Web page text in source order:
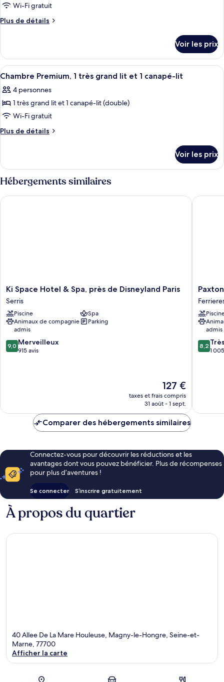
golf
lits,
vue
golf
pour
ce
chambre :
Chambre
Standard
Wi-Fi gratuit
Plus de détails
Plus
le
type
de
Chambre
Standard
Voir les prix
Afficher
toutes
les
photos
pour
ce
chambre :
Chambre
Premium,
1
Literie de qualité supérieure,
17
Chambre Premium, 1 très grand lit et 1 canapé-lit
4 personnes
1 très grand lit et 1 canapé-lit (double)
Wi-Fi gratuit
Plus de détails
Plus
le
type
de
Chambre
Voir les prix
Hébergements similaires
Ki
Space
Hotel
&
Spa,
près
de
Disneyland
Ki Space Hotel & Spa, près de Disneyland Paris
Serris
Piscine
Spa
Animaux de compagnie
admis
Parking
9.0
sur
9,0 Merveilleux
915 avis
Le
nouveau
prix
de
127 €
taxes et frais compris
31 août - 1 sept.
Ki Space Hotel & Spa, près de Disneyland Paris
Paxton
Paris
MLV
en-
Brieadmis
8.2
sur
8,2
1
Paxton
Comparer des hébergements similaires
Connectez-vous pour découvrir les réductions et les
avantages dont vous pouvez bénéficier. Plus de récompenses
pour plus d’aventures !
Se connecter S’inscrire gratuitement
À propos du quartier
40 Allee De La Mare Houleuse, Magny-le-Hongre, Seine-et-
Marne, 77700
Afficher la carte